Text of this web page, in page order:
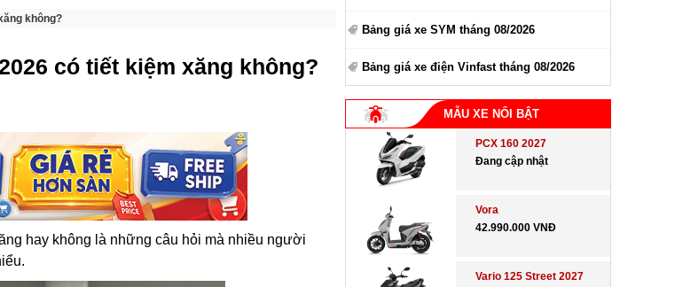
không?
có tiết kiệm xăng không?
hay không là những câu hỏi mà nhiều người
Bảng giá xe SYM tháng 08/2026
Bảng giá xe điện Vinfast tháng 08/2026
MẪU XE NỔI BẬT
PCX 160 2027
Đang cập nhật
Vora
42.990.000 VNĐ
Vario 125 Street 2027